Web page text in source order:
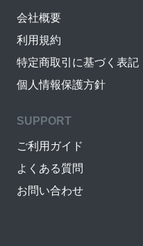
会社概要
利用規約
特定商取引に基づく表記
個人情報保護方針
SUPPORT
ご利用ガイド
よくある質問
お問い合わせ